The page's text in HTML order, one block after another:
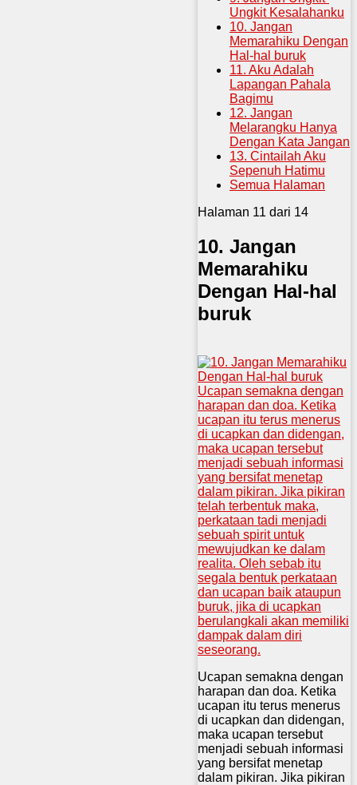
Ungkit Kesalahanku
10. Jangan
Memarahiku Dengan
Hal-hal buruk
11. Aku Adalah
Lapangan Pahala
Bagimu
12. Jangan
Melarangku Hanya
Dengan Kata Jangan
13. Cintailah Aku
Sepenuh Hatimu
Semua Halaman
Halaman 11 dari 14
10. Jangan
Memarahiku
Dengan Hal-hal
buruk
Ucapan semakna dengan
harapan dan doa. Ketika
ucapan itu terus menerus
di ucapkan dan didengan,
maka ucapan tersebut
menjadi sebuah informasi
yang bersifat menetap
dalam pikiran. Jika pikiran